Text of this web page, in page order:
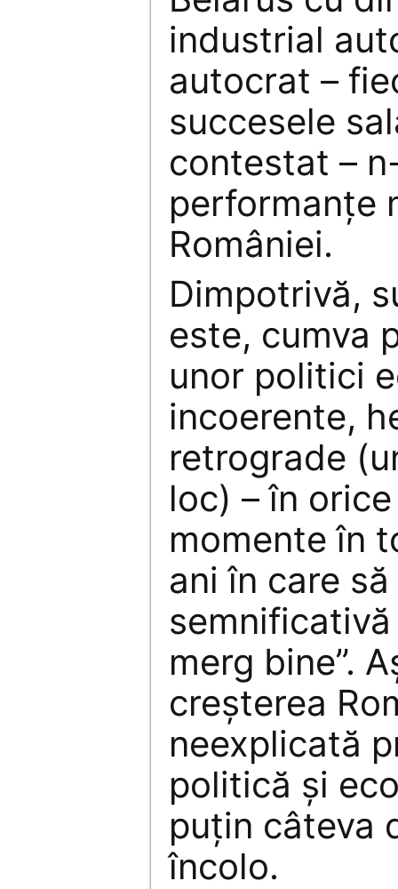
industrial
autocrat –
succesele
contestat –
performanțe
României.
Dimpotrivă,
este, cumva
unor politici
incoerente,
retrograde
loc) – în
momente în
ani în care
merg bine”.
creșterea
neexplicată
politică și
puțin câteva
încolo.